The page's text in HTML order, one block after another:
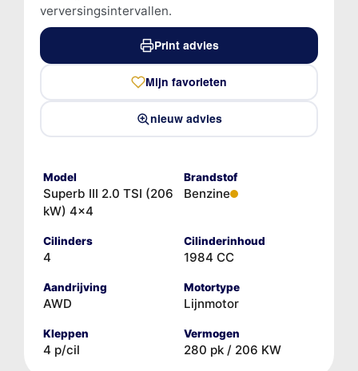
verversingsintervallen.
Print advies
Mijn favorieten
nieuw advies
Model
Superb III 2.0 TSI (206
kW) 4x4
Brandstof
Benzine
Cilinders
4
Cilinderinhoud
1984 CC
Aandrijving
AWD
Motortype
Lijnmotor
Kleppen
4 p/cil
Vermogen
280 pk / 206 KW